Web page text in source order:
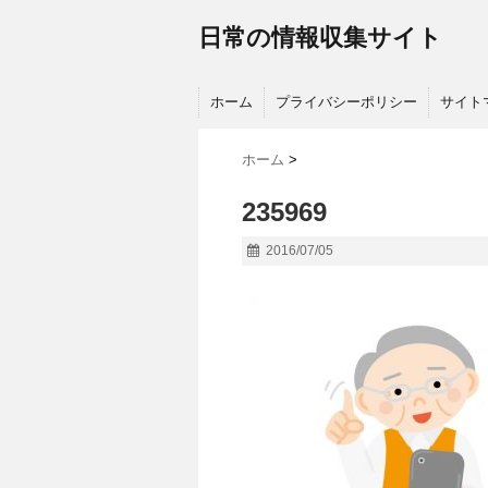
日常の情報収集サイト
ホーム プライバシーポリシー サイト
ホーム >
235969
2016/07/05